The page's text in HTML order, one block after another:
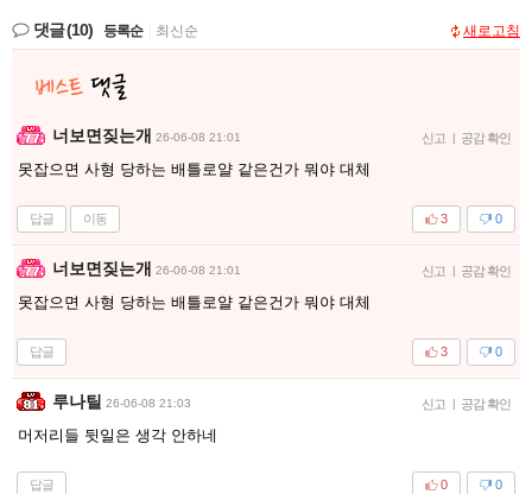
댓글(10) 등록순 최신순 새로고침
너보면짖는개 26-06-08 21:01 신고 | 공감 확인
못잡으면 사형 당하는 배틀로얄 같은건가 뭐야 대체
답글 이동 0
3
너보면짖는개 26-06-08 21:01 신고 | 공감 확인
못잡으면 사형 당하는 배틀로얄 같은건가 뭐야 대체
답글 0
3
루나틸 26-06-08 21:03 신고 | 공감 확인
머저리들 뒷일은 생각 안하네
답글 0
0